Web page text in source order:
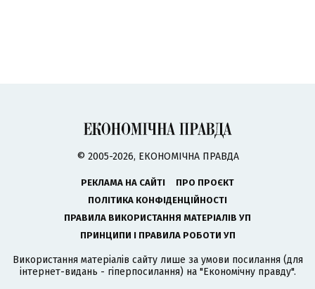
© 2005-2026, ЕКОНОМІЧНА ПРАВДА
РЕКЛАМА НА САЙТІ
ПРО ПРОЄКТ
ПОЛІТИКА КОНФІДЕНЦІЙНОСТІ
ПРАВИЛА ВИКОРИСТАННЯ МАТЕРІАЛІВ УП
ПРИНЦИПИ І ПРАВИЛА РОБОТИ УП
Використання матеріалів сайту лише за умови посилання (для
інтернет-видань - гіперпосилання) на "Економічну правду".